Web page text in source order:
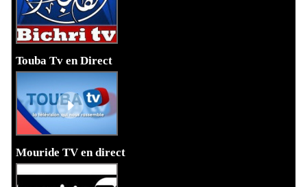
Touba Tv en Direct
Mouride TV en direct